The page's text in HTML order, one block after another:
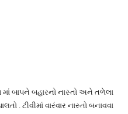
બાપને બહારનો નાસ્તો અને તળેલા
. ટીવીમાં વારંવાર નાસ્તો બનાવવા